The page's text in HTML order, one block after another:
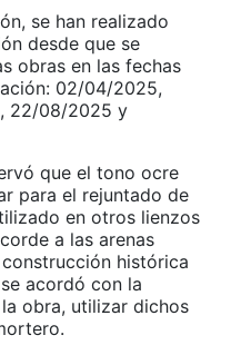
se han realizado
desde que se
obras en las fechas
02/04/2025,
22/08/2025 y
que el tono ocre
para el rejuntado de
en otros lienzos
a las arenas
histórica
acordó con la
obra, utilizar dichos